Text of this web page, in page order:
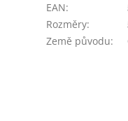
EAN:
Rozměry:
Země původu: